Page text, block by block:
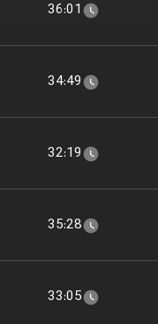
36:01
34:49
32:19
35:28
33:05